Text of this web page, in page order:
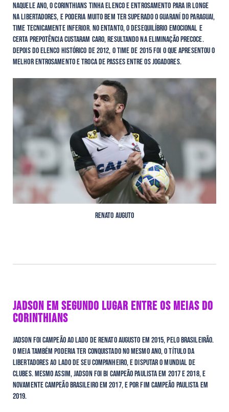
Naquele ano, o Corinthians tinha elenco e entrosamento para ir longe
na Libertadores, e poderia muito bem ter superado o Guaraní do Paraguai,
time tecnicamente inferior. No entanto, o desequilíbrio emocional e
certa prepotência custaram caro, resultando na eliminação precoce.
Depois do elenco histórico de 2012, o time de 2015 foi o que apresentou o
melhor entrosamento e troca de passes entre os jogadores.
Renato Auguto
JADSON EM SEGUNDO LUGAR ENTRE OS MEIAS DO
CORINTHIANS
Jadson foi campeão ao lado de Renato Augusto em 2015, pelo Brasileirão.
O meia também poderia ter conquistado no mesmo ano, o título da
libertadores ao lado de seu companheiro, e disputar o mundial de
clubes. Mesmo assim, Jadson foi bi campeão paulista em 2017 e 2018, e
novamente campeão Brasileiro em 2017, e por fim campeão paulista em
2019.